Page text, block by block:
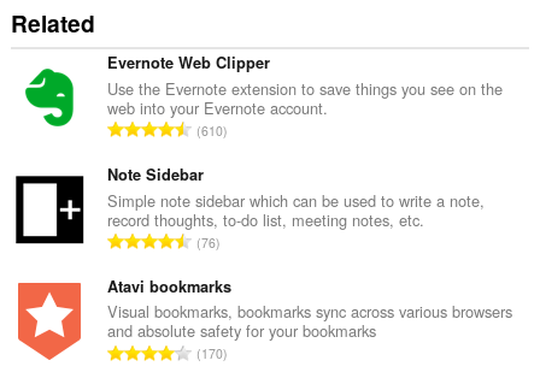
Related
Evernote Web Clipper
Use the Evernote extension to save things you see on the
web into your Evernote account.
रे
ग
की
कु
ल
ख्या
:
610
Note Sidebar
Simple note sidebar which can be used to write a note,
record thoughts, to-do list, meeting notes, etc.
रे
ग
की
कु
ल
76
Atavi bookmarks
Visual bookmarks, bookmarks sync across various browsers
and absolute safety for your bookmarks
रे 170